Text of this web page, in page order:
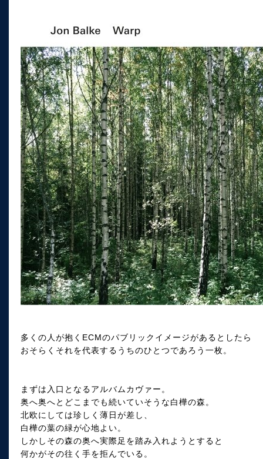
多くの人が抱くECMのパブリックイメージがあるとしたら
おそらくそれを代表するうちのひとつであろう一枚。
まずは入口となるアルバムカヴァー。
奥へ奥へとどこまでも続いていそうな白樺の森。
北欧にしては珍しく薄日が差し、
白樺の葉の緑が心地よい。
しかしその森の奥へ実際足を踏み入れようとすると
何かがその往く手を拒んでいる。